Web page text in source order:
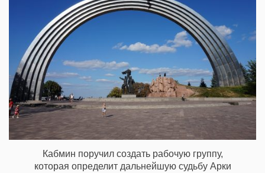
Кабмин поручил создать рабочую группу,
которая определит дальнейшую судьбу Арки